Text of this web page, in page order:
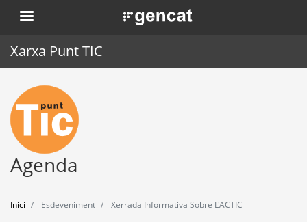
Vés
al
. Obre en una nova finestra.
Xarxa Punt TIC
Inici
Punt TIC
Actualitat
Agenda
Inici Esdeveniment Xerrada Informativa Sobre L'ACTIC